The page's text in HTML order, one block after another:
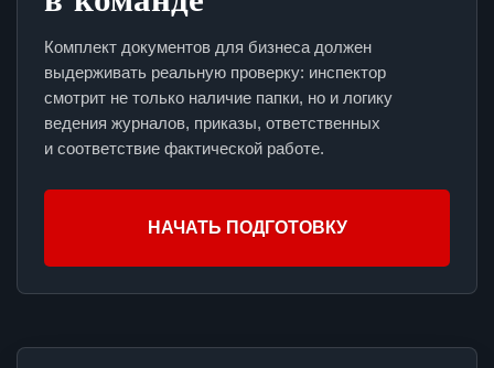
Комплект документов для бизнеса должен
выдерживать реальную проверку: инспектор
смотрит не только наличие папки, но и логику
ведения журналов, приказы, ответственных
и соответствие фактической работе.
НАЧАТЬ ПОДГОТОВКУ